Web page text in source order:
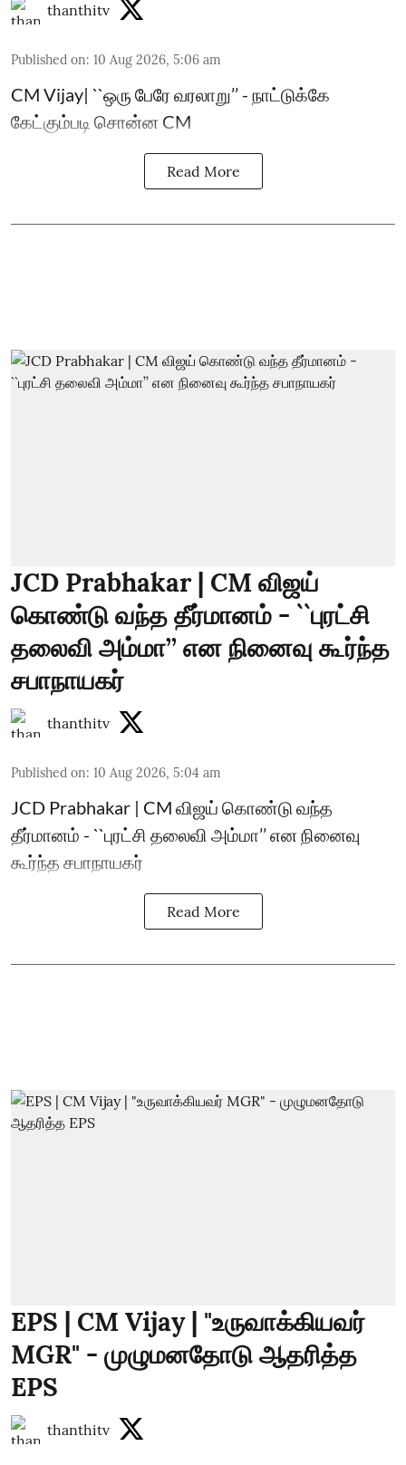
thanthitv
Published on: 10 Aug 2026, 5:06 am
CM Vijay| ``ஒரு பேரே வரலாறு’’ - நாட்டுக்கே
கேட்கும்படி சொன்ன CM
Read More
JCD Prabhakar | CM விஜய்
கொண்டு வந்த தீர்மானம் - ``புரட்சி
தலைவி அம்மா’’ என நினைவு கூர்ந்த
சபாநாயகர்
thanthitv
Published on: 10 Aug 2026, 5:04 am
JCD Prabhakar | CM விஜய் கொண்டு வந்த
தீர்மானம் - ``புரட்சி தலைவி அம்மா’’ என நினைவு
கூர்ந்த சபாநாயகர்
Read More
EPS | CM Vijay | "உருவாக்கியவர்
MGR" - முழுமனதோடு ஆதரித்த
EPS
thanthitv